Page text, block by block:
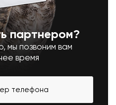
партнером?
мы позвоним вам
время